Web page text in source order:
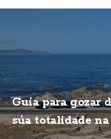
Guía para gozar
súa totalidade